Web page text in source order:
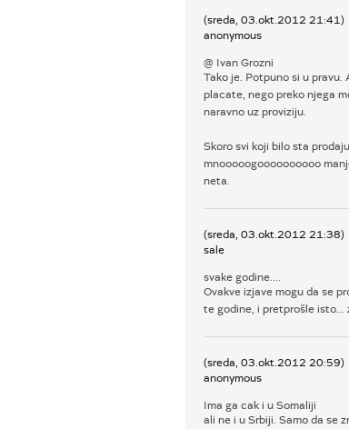
(sreda, 03.okt.2012 21:41)
anonymous
@ Ivan Grozni
Tako je. Potpuno si u pravu.
placate, nego preko njega
naravno uz proviziju.
Skoro svi koji bilo sta
mnooooogoooooooooo
neta.
(sreda, 03.okt.2012 21:38)
sale
svake godine....
Ovakve izjave mogu da se
te godine, i pretprošle isto...
(sreda, 03.okt.2012 20:59)
anonymous
Ima ga cak i u Somaliji
ali ne i u Srbiji. Samo da se